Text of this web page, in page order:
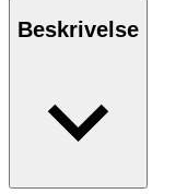
Beskrivelse